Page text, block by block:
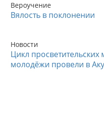
Вероучение
Вялость в поклонении
Новости
Цикл
молодёжи провели в